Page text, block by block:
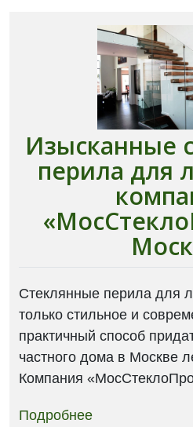
Изысканные
перила для
Стеклянные перила для
только стильное и
практичный способ
частного дома в Москве
Компания
Подробнее